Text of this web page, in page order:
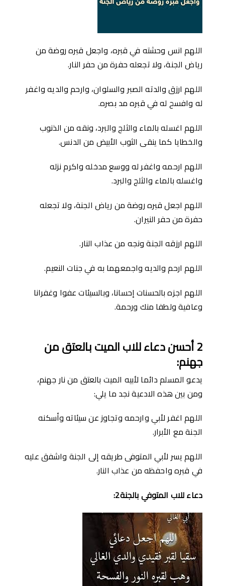
اللهم انس وحشته في قبره، واجعل قبره روضة من
رياض الجنة، ولا تجعله حفرة من حفر النار.
اللهم ارزق والدته الصبر والسلوان، وارحم والديه واغفر
له وافسح له في قبره مد بصره.
اللهم اغسله بالماء والثلج والبرد، ونقه من الذنوب
والخطايا كما ينقى الثوب الأبيض من الدنس.
اللهم ارحمه واغفر له ووسع مدخله واكرم نزله
واغسله بالماء والثلج والبرد.
اللهم اجعل قبره روضة من رياض الجنة، ولا تجعله
حفرة من حفر النيران.
اللهم ارزقه الجنة ونجه من عذاب النار.
اللهم ارحم والديه واجمعهما به في جنات النعيم.
اللهم اجزه بالحسنات إحسانا، وبالسيئات عفوا وغفرانا
وعافية ولطفا منك ورحمة.
2أحسن دعاء للاب الميت بالعتق من
جهنم:
يدعو المسلم دائما لأبيه الميت بالعتق من نار جهنم،
ومن بين هذه الادعية نجد ما يلي:
اللهم اغفر لأبي وارحمه وتجاوز عن سيئاته وأسكنه
الجنة مع الأبرار.
اللهم يسر لأبي المتوفى طريقه إلى الجنة واشفق عليه
في قبره واحفظه من عذاب النار.
دعاء للاب المتوفي بالجنة2: